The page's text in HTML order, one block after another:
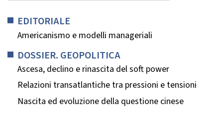
EDITORIALE
Americanismo e modelli manageriali
DOSSIER. GEOPOLITICA
Ascesa, declino e rinascita del soft power
Relazioni transatlantiche tra pressioni e tensioni
Nascita ed evoluzione della questione cinese